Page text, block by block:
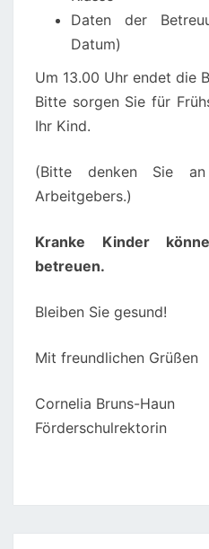
Daten der
Datum)
Um 13.00 Uhr endet die
Bitte sorgen Sie für
Ihr Kind.
(Bitte denken Sie
Arbeitgebers.)
Kranke Kinder
betreuen.
Bleiben Sie gesund!
Mit freundlichen Grüßen
Cornelia Bruns-Haun
Förderschulrektorin